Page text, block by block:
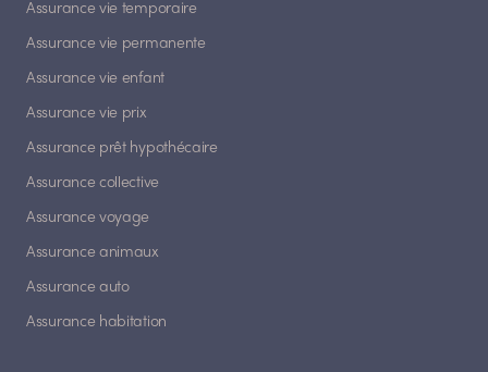
Assurance vie temporaire
Assurance vie permanente
Assurance vie enfant
Assurance vie prix
Assurance prêt hypothécaire
Assurance collective
Assurance voyage
Assurance animaux
Assurance auto
Assurance habitation